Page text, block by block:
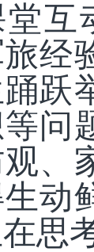
堂互
经
跃
等问
、
动
思